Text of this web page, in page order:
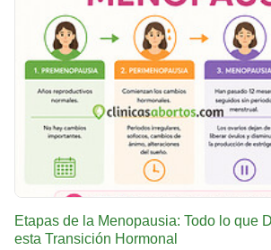
Etapas de la Menopausia: Todo lo que
esta Transición Hormonal